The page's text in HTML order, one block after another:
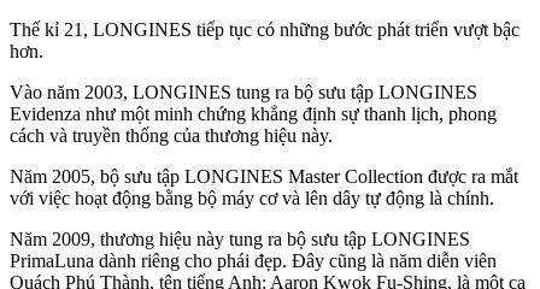
Thế kỉ 21, LONGINES tiếp tục có những bước phát triển vượt bậc
hơn.
Vào năm 2003, LONGINES tung ra bộ sưu tập LONGINES
Evidenza như một minh chứng khẳng định sự thanh lịch, phong
cách và truyền thống của thương hiệu này.
Năm 2005, bộ sưu tập LONGINES Master Collection được ra mắt
với việc hoạt động bằng bộ máy cơ và lên dây tự động là chính.
Năm 2009, thương hiệu này tung ra bộ sưu tập LONGINES
PrimaLuna dành riêng cho phái đẹp. Đây cũng là năm diễn viên
Quách Phú Thành, tên tiếng Anh: Aaron Kwok Fu-Shing, là một ca